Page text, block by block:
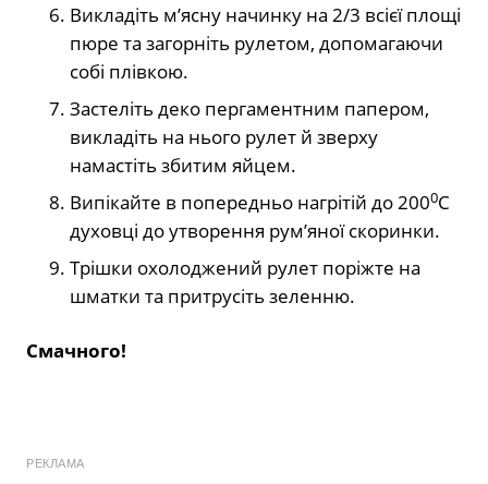
Викладіть м’ясну начинку на 2/3 всієї площі
пюре та загорніть рулетом, допомагаючи
собі плівкою.
Застеліть деко пергаментним папером,
викладіть на нього рулет й зверху
намастіть збитим яйцем.
Випікайте в попередньо нагрітій до 2000С
духовці до утворення рум’яної скоринки.
Трішки охолоджений рулет поріжте на
шматки та притрусіть зеленню.
Смачного!
РЕКЛАМА